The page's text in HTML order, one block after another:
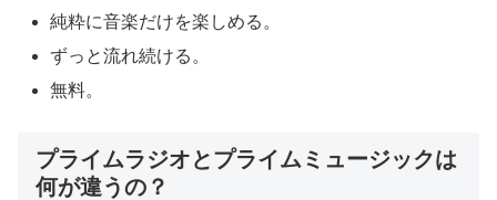
純粋に音楽だけを楽しめる。
ずっと流れ続ける。
無料。
プライムラジオとプライムミュージックは
何が違うの？